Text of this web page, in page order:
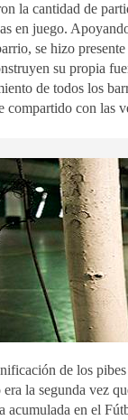
la cantidad de
en juego.
se hizo
su propia
de todos los
con las
de los
la segunda vez
acumulada en el